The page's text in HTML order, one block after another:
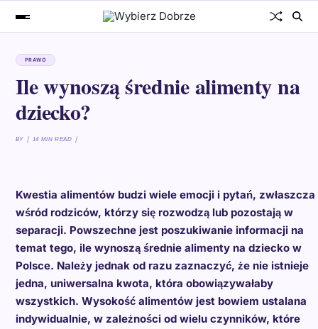
PRAWO
Ile wynoszą średnie alimenty na
dziecko?
BY 14 MIN READ
Kwestia alimentów budzi wiele emocji i pytań, zwłaszcza
wśród rodziców, którzy się rozwodzą lub pozostają w
separacji. Powszechne jest poszukiwanie informacji na
temat tego, ile wynoszą średnie alimenty na dziecko w
Polsce. Należy jednak od razu zaznaczyć, że nie istnieje
jedna, uniwersalna kwota, która obowiązywałaby
wszystkich. Wysokość alimentów jest bowiem ustalana
indywidualnie, w zależności od wielu czynników, które